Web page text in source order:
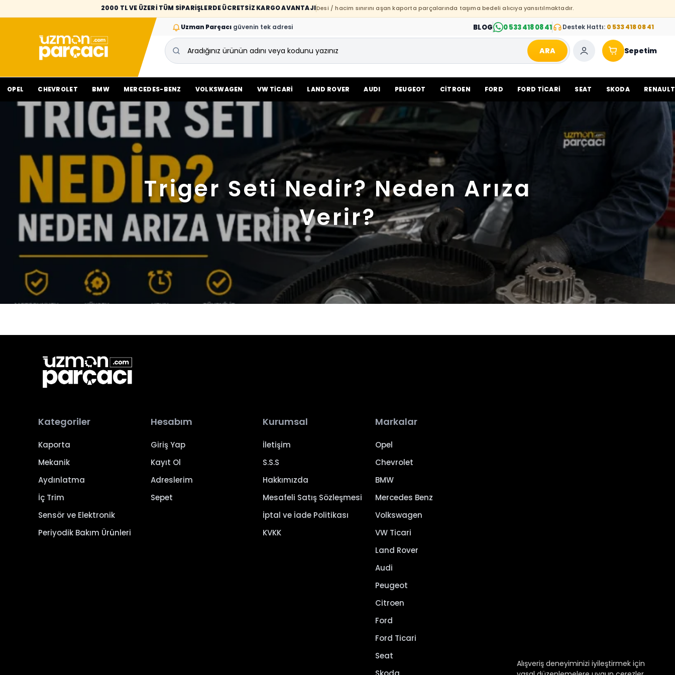
2000 TL VE ÜZERİ TÜM SİPARİŞLERDE ÜCRETSİZ KARGO AVANTAJIDesi / hacim sınırını aşan kaporta parçalarında taşıma bedeli alıcıya yansıtılmaktadır.
Uzman Parçacı güvenin tek adresi BLOG 0 533 418 08 41 Destek Hattı: 0 533 418 08 41
ARA Sepetim
OPEL CHEVROLET BMW MERCEDES-BENZ VOLKSWAGEN VW TİCARİ LAND ROVER AUDI PEUGEOT CİTROEN FORD FORD TİCARİ SEAT SKODA RENAULT
Alışveriş deneyiminizi iyileştirmek için
Triger Seti Nedir? Neden Arıza
Verir?
Kategoriler
Kaporta
Mekanik
Aydınlatma
İç Trim
Sensör ve Elektronik
Periyodik Bakım Ürünleri
Hesabım
Giriş Yap
Kayıt Ol
Adreslerim
Sepet
Kurumsal
İletişim
S.S.S
Hakkımızda
Mesafeli Satış Sözleşmesi
İptal ve İade Politikası
KVKK
Markalar
Opel
Chevrolet
BMW
Mercedes Benz
Volkswagen
VW Ticari
Land Rover
Audi
Peugeot
Citroen
Ford
Ford Ticari
Seat